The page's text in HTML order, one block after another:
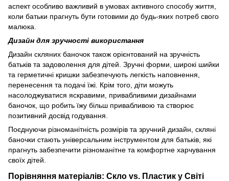
аспект особливо важливий в умовах активного способу життя,
коли батьки прагнуть бути готовими до будь-яких потреб свого
малюка.
Дизайн для зручності використання
Дизайн скляних баночок також орієнтований на зручність
батьків та задоволення для дітей. Зручні форми, широкі шийки
та герметичні кришки забезпечують легкість наповнення,
перенесення та подачі їжі. Крім того, діти можуть
насолоджуватися яскравими, привабливими дизайнами
баночок, що робить їжу більш привабливою та створює
позитивний досвід годування.
Поєднуючи різноманітність розмірів та зручний дизайн, скляні
баночки стають універсальним інструментом для батьків, які
прагнуть забезпечити різноманітне та комфортне харчування
своїх дітей.
Порівняння матеріалів: Скло vs. Пластик у Світі